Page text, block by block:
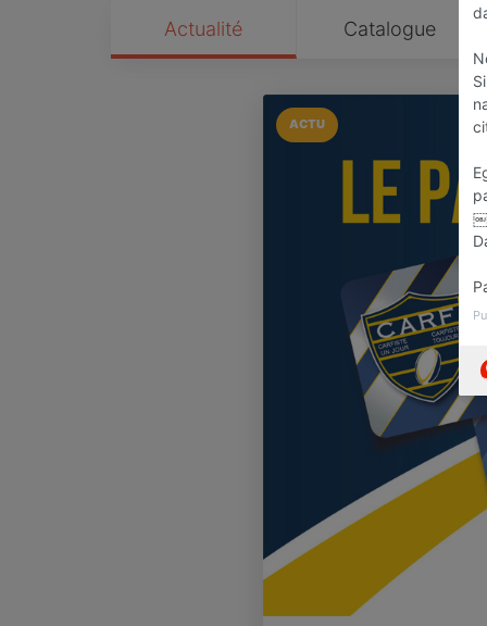
Actualité Catalogue
ACTU
￼